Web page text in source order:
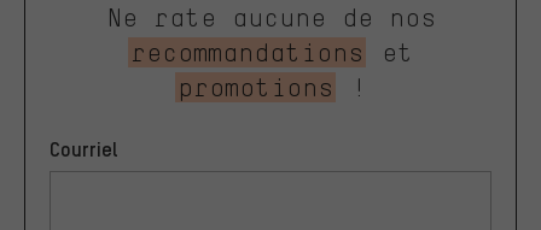
Ne rate aucune de nos
recommandations
et
promotions
!
Courriel